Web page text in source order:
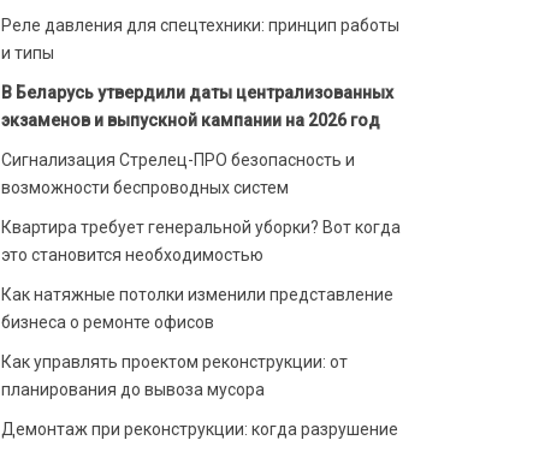
Реле давления для спецтехники: принцип работы
и типы
В Беларусь утвердили даты централизованных
экзаменов и выпускной кампании на 2026 год
Сигнализация Стрелец-ПРО безопасность и
возможности беспроводных систем
Квартира требует генеральной уборки? Вот когда
это становится необходимостью
Как натяжные потолки изменили представление
бизнеса о ремонте офисов
Как управлять проектом реконструкции: от
планирования до вывоза мусора
Демонтаж при реконструкции: когда разрушение